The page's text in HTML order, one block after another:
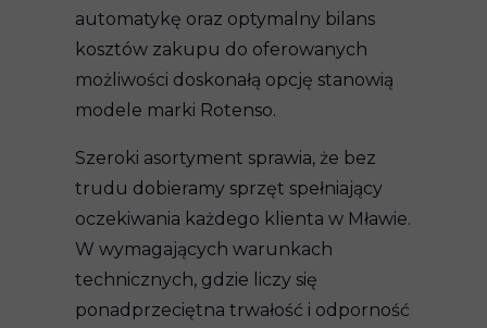
automatykę oraz optymalny bilans
kosztów zakupu do oferowanych
możliwości doskonałą opcję stanowią
modele marki Rotenso.
Szeroki asortyment sprawia, że bez
trudu dobieramy sprzęt spełniający
oczekiwania każdego klienta w Mławie.
W wymagających warunkach
technicznych, gdzie liczy się
ponadprzeciętna trwałość i odporność